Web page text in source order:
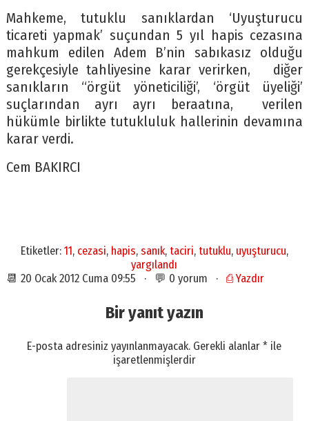
Mahkeme, tutuklu sanıklardan ‘Uyuşturucu
ticareti yapmak’ suçundan 5 yıl hapis cezasına
mahkum edilen Adem B’nin sabıkasız olduğu
gerekçesiyle tahliyesine karar verirken, diğer
sanıkların “örgüt yöneticiliği’, ‘örgüt üyeliği’
suçlarından ayrı ayrı beraatına, verilen
hükümle birlikte tutukluluk hallerinin devamına
karar verdi.
Cem BAKIRCI
Etiketler: 11, cezasi, hapis, sanık, taciri, tutuklu, uyuşturucu,
yargılandı
📆 20 Ocak 2012 Cuma 09:55 · 💬 0 yorum · ⎙ Yazdır
Bir yanıt yazın
E-posta adresiniz yayınlanmayacak. Gerekli alanlar* ile
işaretlenmişlerdir